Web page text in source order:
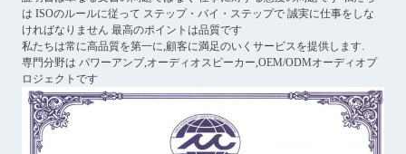
は ISOのルールに従って ステップ・バイ・ステップで 誠実に仕事をしな
ければなりません 最高のポイントは品質です
私たちは常に高品質を第一に,顧客に満足のいくサービスを提供します.
専門分野は パワーアンプ,オーディオスピーカー,OEM/ODMオーディオプ
ロジェクトです